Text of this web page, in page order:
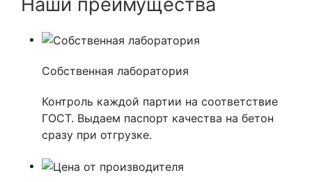
Наши преимущества
Собственная лаборатория
Контроль каждой партии на соответствие
ГОСТ. Выдаем паспорт качества на бетон
сразу при отгрузке.